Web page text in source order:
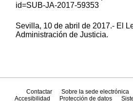
id=SUB-JA-2017-59353
Sevilla, 10 de abril de 2017.- El
Administración de Justicia.
Contactar Sobre la sede electrónica
Accesibilidad
Protección de datos